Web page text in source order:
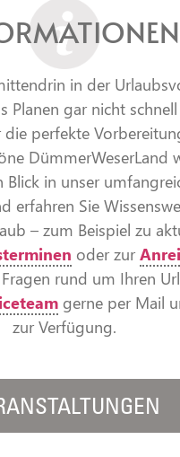
in der
Planen gar nicht
die perfekte
DümmerWeserLand
Blick in unser
erfahren Sie
– zum Beispiel zu
oder zur
rund um Ihren
gerne per Mail
zur Verfügung.